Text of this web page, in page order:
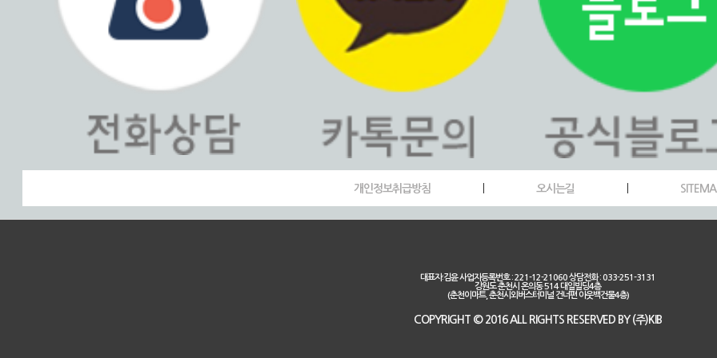
개인정보취급방침 오시는길
대표자:김윤 사업자등록번호 : 221-12-21060 상담전화 : 033-251-3131
강원도 춘천시 온의동 514 대일빌딩4층
(춘천이마트, 춘천시외버스터미널 건너편 아웃백건물4층)
COPYRIGHT © 2016 ALL RIGHTS RESERVED BY (주)KIB